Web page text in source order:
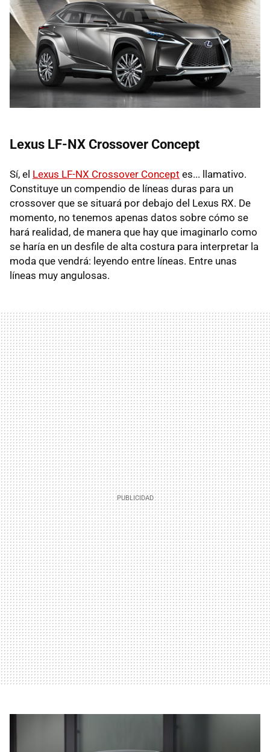
Lexus LF-NX Crossover Concept
Sí, el Lexus LF-NX Crossover Concept es... llamativo.
Constituye un compendio de líneas duras para un
crossover que se situará por debajo del Lexus RX. De
momento, no tenemos apenas datos sobre cómo se
hará realidad, de manera que hay que imaginarlo como
se haría en un desfile de alta costura para interpretar la
moda que vendrá: leyendo entre líneas. Entre unas
líneas muy angulosas.